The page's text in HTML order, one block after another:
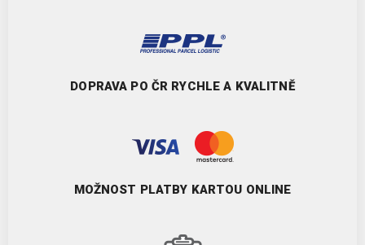
DOPRAVA PO ČR RYCHLE A KVALITNĚ
MOŽNOST PLATBY KARTOU ONLINE